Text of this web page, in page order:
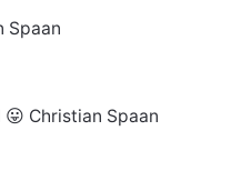
Spaan
Christian Spaan